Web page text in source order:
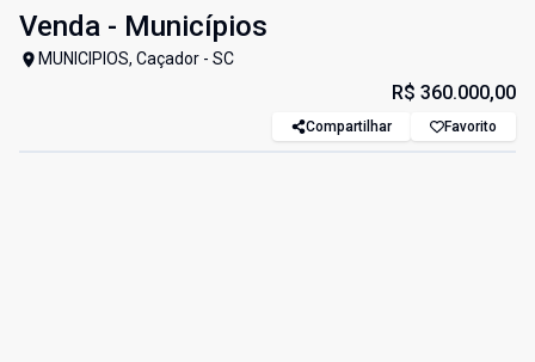
Venda - Municípios
MUNICIPIOS, Caçador - SC
R$ 360.000,00
Compartilhar Favorito